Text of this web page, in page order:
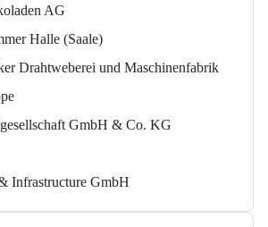
AG
Halle (Saale)
Drahtweberei und Maschinenfabrik
GmbH & Co. KG
Infrastructure GmbH